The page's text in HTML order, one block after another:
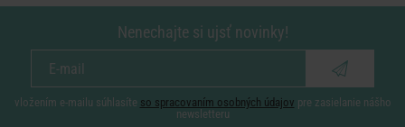
Nenechajte si ujsť novinky!
vložením e-mailu súhlasíte so spracovaním osobných údajov pre zasielanie nášho
newsletteru